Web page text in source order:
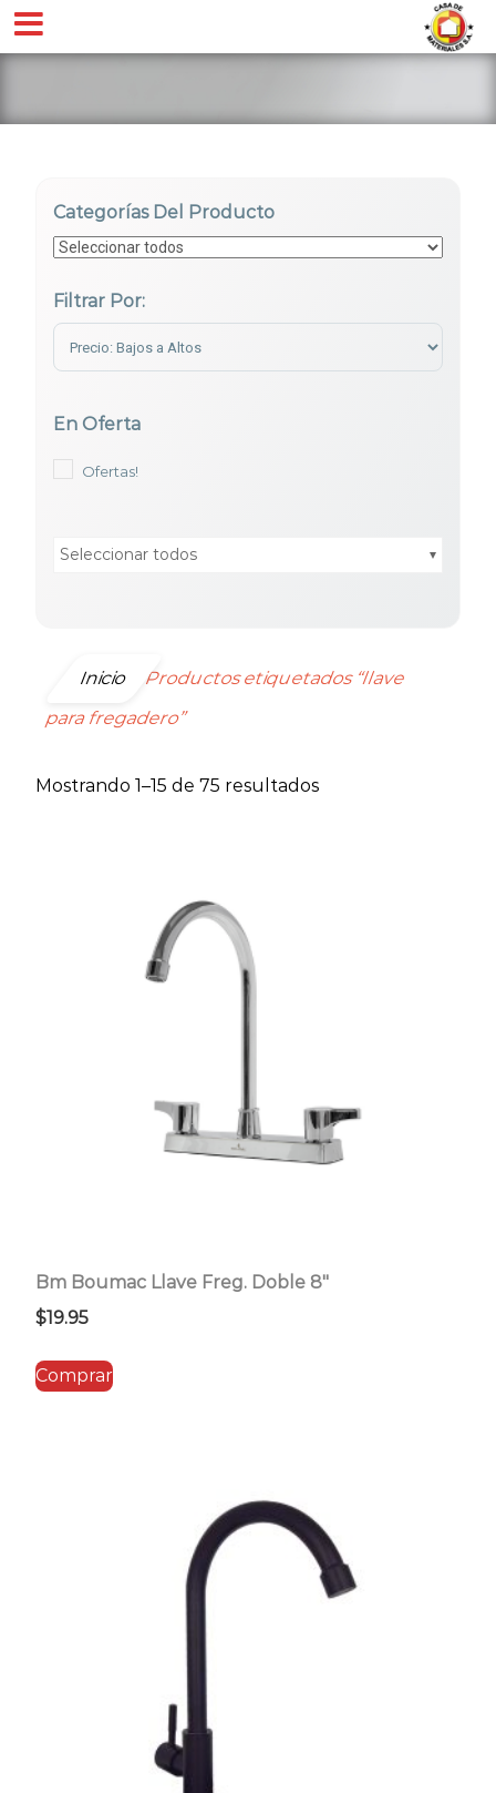
Categorías Del Producto
Filtrar Por:
En Oferta
Ofertas!
Seleccionar todos
Inicio
Productos etiquetados “llave
para fregadero”
Mostrando 1–15 de 75 resultadosOrdenado
Bm Boumac Llave Freg. Doble 8″
$19.95
Comprar